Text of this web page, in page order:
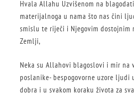
Hvala Allahu Uzvišenom na
materijalnoga u nama što nas čini
smislu te riječi i Njegovim dostojnim
Zemlji,
Neka su Allahovi blagoslovi i mir na
poslanike- bespogovorne uzore ljudi
dobra i u svakom koraku života za